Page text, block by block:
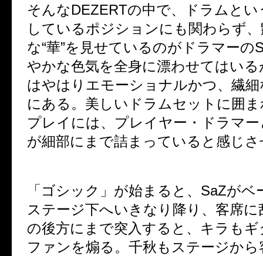
そんなDEZERTの中で、ドラムとい
しているポジションにも関わらず
な“華”を見せているのがドラマーの
やかな色気を全身に漂わせてはい
はやはりエモーショナルかつ、繊
にある。美しいドラムセットに囲
プレイには、プレイヤー・ドラマ
が細部にまで詰まっていると感じ
「ゴシック」が始まると、SaZがベ
ステージ下へいきなり降り、客席
の後方にまで突入すると、キラも
ファンを煽る。千秋もステージか